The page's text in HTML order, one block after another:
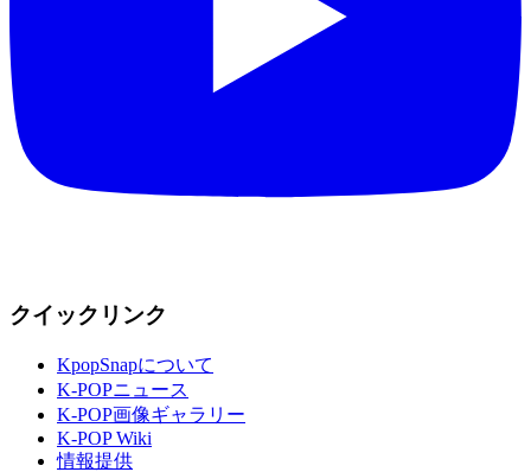
クイックリンク
KpopSnapについて
K-POPニュース
K-POP画像ギャラリー
K-POP Wiki
情報提供